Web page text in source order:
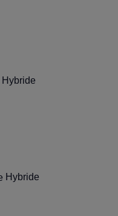
Hybride
Hybride